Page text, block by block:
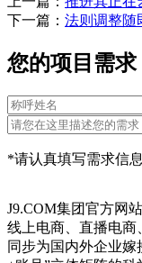
下一篇： 法则调整随
您的项目需求
*请认真填写需求信
J9.COM集团官方网
线上电商、直播电商
同步为国内外企业